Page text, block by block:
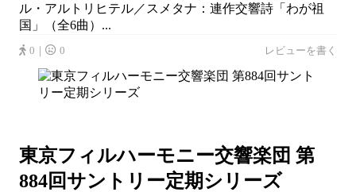
ル・アルトリヒテル／スメタナ：連作交響詩「わが祖
国」（全6曲）...
0｜ 0 レビューを書く
東京フィルハーモニー交響楽団 第
884回サントリー定期シリーズ